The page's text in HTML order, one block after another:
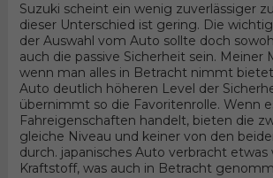
Suzuki scheint ein wenig zuverlässiger
dieser Unterschied ist gering. Die
der Auswahl vom Auto sollte doch
auch die passive Sicherheit sein. Meiner
wenn man alles in Betracht nimmt
Auto deutlich höheren Level der
übernimmt so die Favoritenrolle. Wenn
Fahreigenschaften handelt, bieten die
gleiche Niveau und keiner von den
durch. japanisches Auto verbracht etwas
Kraftstoff, was auch in Betracht